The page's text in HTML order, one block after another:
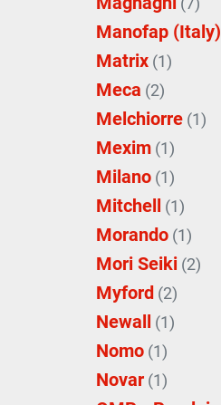
(7)
Manofap (Italy)
Matrix (1)
Meca (2)
Melchiorre (1)
Mexim (1)
Milano (1)
Mitchell (1)
Morando (1)
Mori Seiki (2)
Myford (2)
Newall (1)
Nomo (1)
Novar (1)